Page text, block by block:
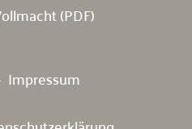
(PDF)
Impressum